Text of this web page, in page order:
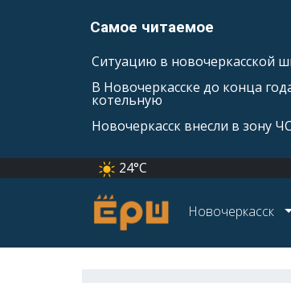
Самое читаемое
Ситуацию в новочеркасской
В Новочеркасске до конца
котельную
Новочеркасск внесли в зону
24°C
Новочеркасск